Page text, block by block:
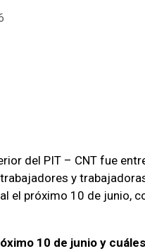
del PIT – CNT fue
y
el próximo 10 de junio,
10 de junio y